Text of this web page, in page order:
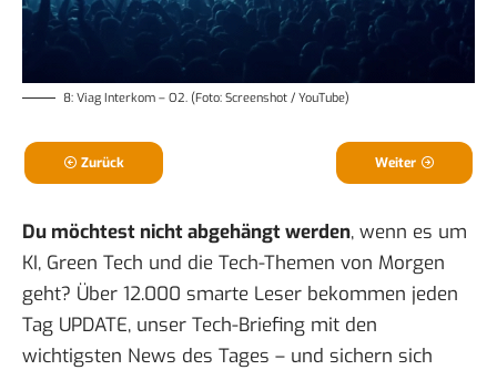
8: Viag Interkom – O2. (Foto: Screenshot / YouTube)
Zurück Weiter
Du möchtest nicht abgehängt werden, wenn es um
KI, Green Tech und die Tech-Themen von Morgen
geht? Über 12.000 smarte Leser bekommen jeden
Tag UPDATE, unser Tech-Briefing mit den
wichtigsten News des Tages – und sichern sich